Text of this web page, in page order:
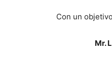
Con un
Mr.